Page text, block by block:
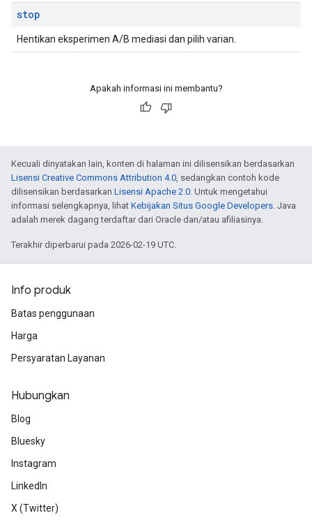
stop
Hentikan eksperimen A/B mediasi dan pilih varian.
Apakah informasi ini membantu?
Kecuali dinyatakan lain, konten di halaman ini dilisensikan berdasarkan
Lisensi Creative Commons Attribution 4.0, sedangkan contoh kode
dilisensikan berdasarkan Lisensi Apache 2.0. Untuk mengetahui
informasi selengkapnya, lihat Kebijakan Situs Google Developers. Java
adalah merek dagang terdaftar dari Oracle dan/atau afiliasinya.
Terakhir diperbarui pada 2026-02-19 UTC.
Info produk
Batas penggunaan
Harga
Persyaratan Layanan
Hubungkan
Blog
Bluesky
Instagram
LinkedIn
X (Twitter)